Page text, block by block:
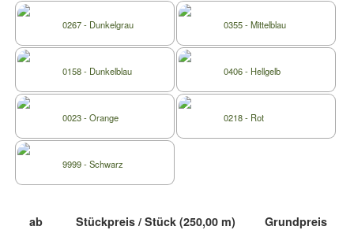
0267 - Dunkelgrau 0355 - Mittelblau
0158 - Dunkelblau 0406 - Hellgelb
0023 - Orange 0218 - Rot
9999 - Schwarz
ab Stückpreis / Stück (250,00 m) Grundpreis